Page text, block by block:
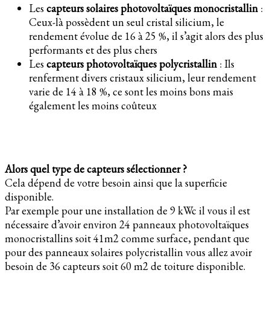
Les capteurs solaires photovoltaïques monocristallin :
Ceux-là possèdent un seul cristal silicium, le
rendement évolue de 16 à 25 %, il s’agit alors des plus
performants et des plus chers
Les capteurs photovoltaïques polycristallin : Ils
renferment divers cristaux silicium, leur rendement
varie de 14 à 18 %, ce sont les moins bons mais
également les moins coûteux
Alors quel type de capteurs sélectionner ?
Cela dépend de votre besoin ainsi que la superficie
disponible.
Par exemple pour une installation de 9 kWc il vous il est
nécessaire d’avoir environ 24 panneaux photovoltaïques
monocristallins soit 41m2 comme surface, pendant que
pour des panneaux solaires polycristallin vous allez avoir
besoin de 36 capteurs soit 60 m2 de toiture disponible.